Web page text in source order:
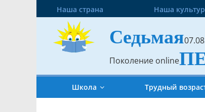
Наша страна Наша
Седьмая
Поколение online
Школа Трудный